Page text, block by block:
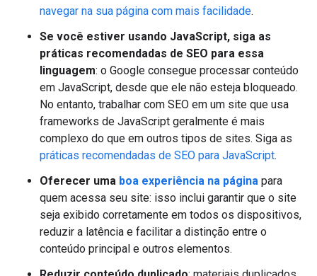
navegar na sua página com mais facilidade.
Se você estiver usando JavaScript, siga as
práticas recomendadas de SEO para essa
linguagem: o Google consegue processar conteúdo
em JavaScript, desde que ele não esteja bloqueado.
No entanto, trabalhar com SEO em um site que usa
frameworks de JavaScript geralmente é mais
complexo do que em outros tipos de sites. Siga as
práticas recomendadas de SEO para JavaScript.
Oferecer uma boa experiência na página para
quem acessa seu site: isso inclui garantir que o site
seja exibido corretamente em todos os dispositivos,
reduzir a latência e facilitar a distinção entre o
conteúdo principal e outros elementos.